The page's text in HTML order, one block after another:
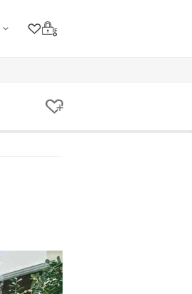
クリップリスト
ログイン
クリップする